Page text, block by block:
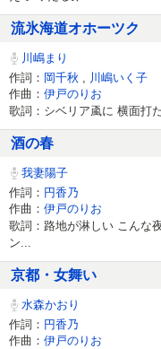
流氷海道オホーツク
川嶋まり
作詞： 岡千秋
川嶋いく子
作曲： 伊戸のりお
歌詞：シベリア颪に 横面打
酒の春
我妻陽子
作詞： 円香乃
作曲： 伊戸のりお
歌詞：路地が淋しい こんな
ン...
京都・女舞い
水森かおり
作詞： 円香乃
作曲： 伊戸のりお